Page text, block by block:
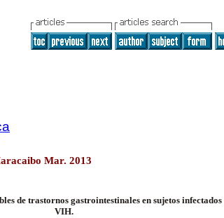
Mar. 2013
de trastornos gastrointestinales en sujetos infectados
VIH.